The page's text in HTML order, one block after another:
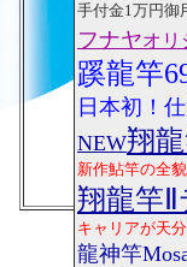
手付金1万円御
フナヤオリ
蹊龍竿
日本初！
NEW翔
新作鮎竿の全
翔龍竿
キャリアが天
龍神竿